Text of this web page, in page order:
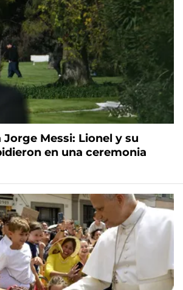
Messi: Lionel y su
en una ceremonia